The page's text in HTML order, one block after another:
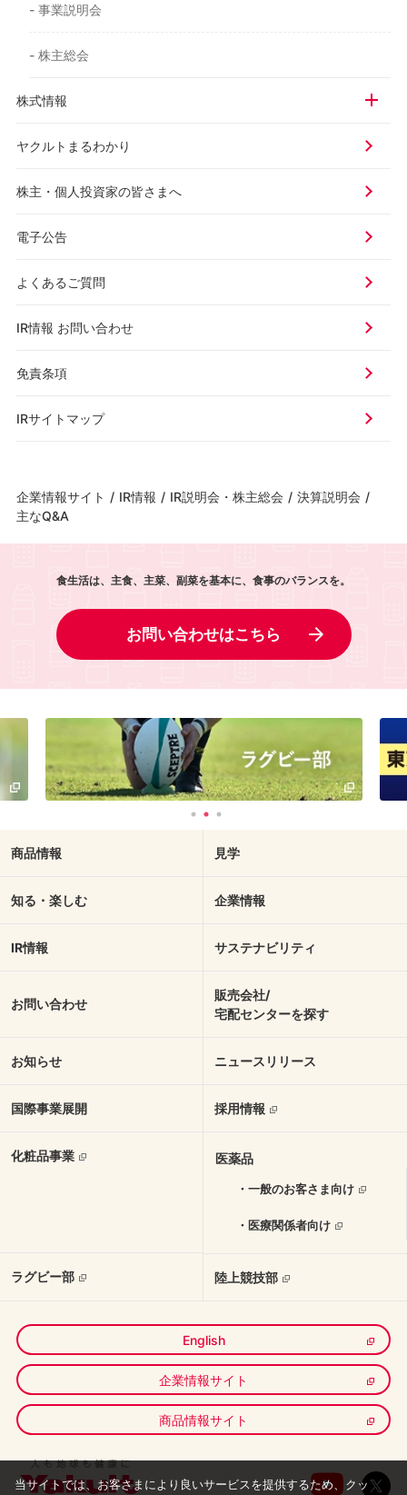
- 事業説明会
- 株主総会
株式情報
ヤクルトまるわかり
株主・個人投資家の皆さまへ
電子公告
よくあるご質問
IR情報 お問い合わせ
免責条項
IRサイトマップ
企業情報サイト / IR情報 / IR説明会・株主総会 / 決算説明会 /
主なQ&A
食生活は、主食、主菜、副菜を基本に、食事のバランスを。
お問い合わせはこちら
English
企業情報サイト
商品情報サイト
商品情報 見学
知る・楽しむ 企業情報
IR情報 サステナビリティ
お問い合わせ
販売会社/
宅配センターを探す
お知らせ ニュースリリース
国際事業展開 採用情報
化粧品事業 医薬品
・一般のお客さま向け
・医療関係者向け
ラグビー部 陸上競技部
当サイトでは、お客さまにより良いサービスを提供するため、クッ